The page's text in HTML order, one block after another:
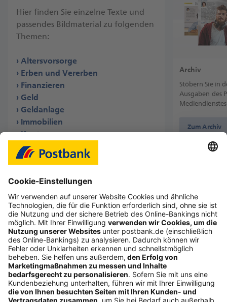
Hier finden Sie einzelne Texte und
passendes Bildmaterial zu folgenden
Themen:
Altersvorsorge
Erben und Vererben
Finanzieren
Geld
Geldanlage
Immobilien
Konto
Kurzmeldungen
Sicherheit
Umfrage
Versicherung
Wertpapiere
Archiv
Stöbern Sie in
Ausgaben des
Zum Archiv
Folgen Sie uns